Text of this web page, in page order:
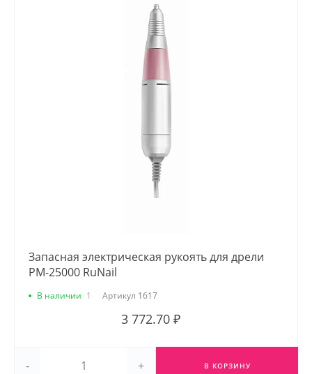
Запасная электрическая рукоять для дрели
PM-25000 RuNail
В наличии 1 Артикул 1617
3 772.70 ₽
- + В КОРЗИНУ